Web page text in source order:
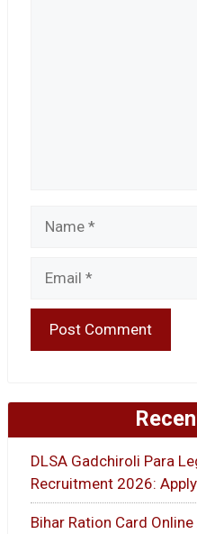
DLSA Gadchiroli Para
Recruitment 2026:
Bihar Ration Card